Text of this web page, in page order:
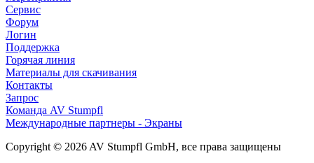
Сервис
Форум
Логин
Поддержка
Горячая линия
Материалы для скачивания
Контакты
Запрос
Команда AV Stumpfl
Международные партнеры - Экраны
Copyright © 2026 AV Stumpfl GmbH, все права защищены